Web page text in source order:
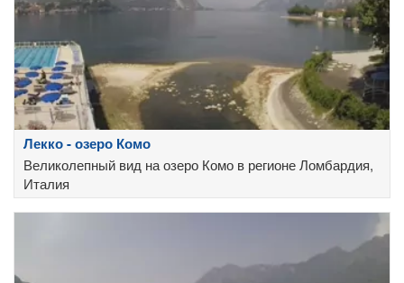
Лекко - озеро Комо
Великолепный вид на озеро Комо в регионе Ломбардия,
Италия